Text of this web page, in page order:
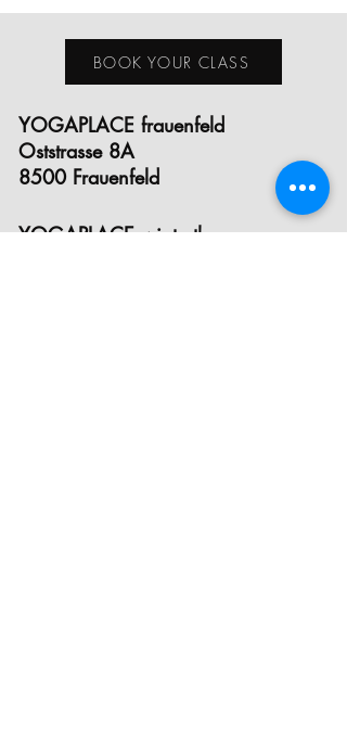
BOOK YOUR CLASS
YOGAPLACE frauenfeld
Oststrasse 8A
8500 Frauenfeld
YOGAPLACE winterthur